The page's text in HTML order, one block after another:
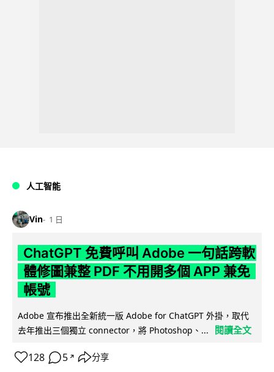
人工智能
Vin 1 日
ChatGPT 免費呼叫 Adobe 一句話跨軟
體修圖兼整 PDF 不用開多個 APP 兼免
帳號
Adobe 宣布推出全新統一版 Adobe for ChatGPT 外掛，取代
去年推出三個獨立 connector，將 Photoshop、...
閱讀全文
128 5 ↗ 分享